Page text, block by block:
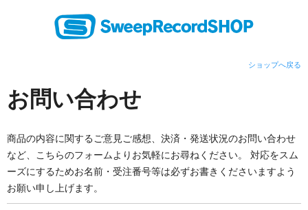
ショップへ戻る
お問い合わせ
商品の内容に関するご意見ご感想、決済・発送状況のお問い合わせ
など、こちらのフォームよりお気軽にお尋ねください。 対応をスム
ーズにするためお名前・受注番号等は必ずお書きくださいますよう
お願い申し上げます。